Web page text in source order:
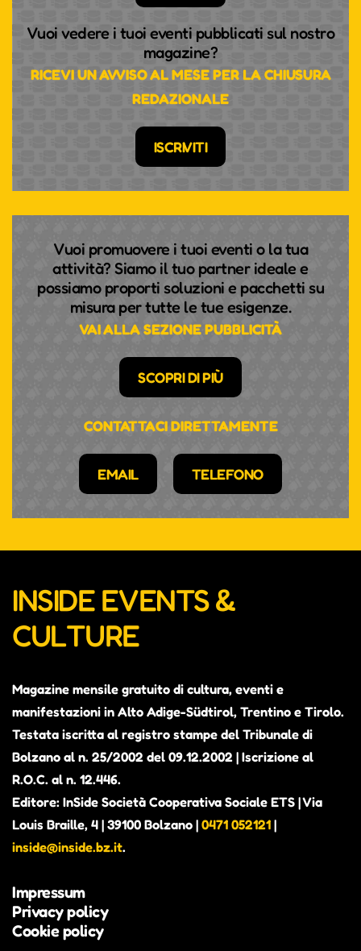
Vuoi vedere i tuoi eventi pubblicati sul nostro
magazine?
RICEVI UN AVVISO AL MESE PER LA CHIUSURA
REDAZIONALE
ISCRIVITI
Vuoi promuovere i tuoi eventi o la tua
attività? Siamo il tuo partner ideale e
possiamo proporti soluzioni e pacchetti su
misura per tutte le tue esigenze.
VAI ALLA SEZIONE PUBBLICITÀ
SCOPRI DI PIÙ
CONTATTACI DIRETTAMENTE
EMAIL TELEFONO
INSIDE EVENTS &
CULTURE
Magazine mensile gratuito di cultura, eventi e
manifestazioni in Alto Adige-Südtirol, Trentino e Tirolo.
Testata iscritta al registro stampe del Tribunale di
Bolzano al n. 25/2002 del 09.12.2002 | Iscrizione al
R.O.C. al n. 12.446.
Editore: InSide Società Cooperativa Sociale ETS | Via
Louis Braille, 4 | 39100 Bolzano | 0471 052121 |
inside@inside.bz.it.
Impressum
Privacy policy
Cookie policy